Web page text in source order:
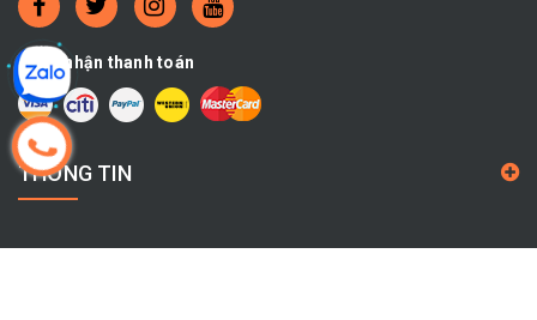
Chấp nhận thanh toán
THÔNG TIN